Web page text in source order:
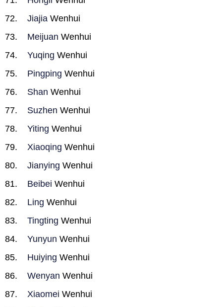
Jiajia Wenhui
Meijuan Wenhui
Yuqing Wenhui
Pingping Wenhui
Shan Wenhui
Suzhen Wenhui
Yiting Wenhui
Xiaoqing Wenhui
Jianying Wenhui
Beibei Wenhui
Ling Wenhui
Tingting Wenhui
Yunyun Wenhui
Huiying Wenhui
Wenyan Wenhui
Xiaomei Wenhui